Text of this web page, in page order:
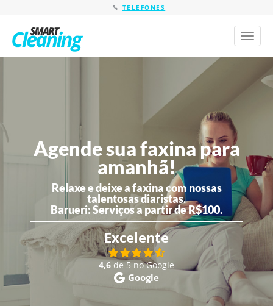
TELEFONES
Toggle
Agende sua faxina para
amanhã!
Relaxe e deixe a faxina com nossas
talentosas diaristas.
Barueri:Serviços a partir de R$100.
Excelente
4,6 de 5 no Google
Google